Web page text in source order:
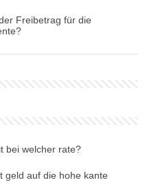
Freibetrag für die
bei welcher rate?
geld auf die hohe kante